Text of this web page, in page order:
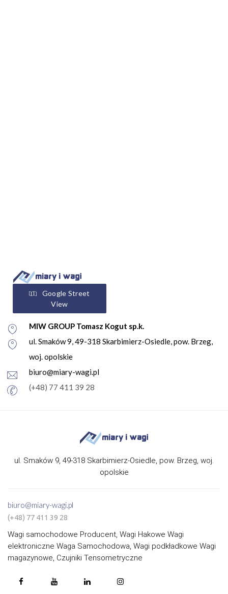
Google Street
View
MIW GROUP Tomasz Kogut sp.k.
ul. Smaków 9, 49-318 Skarbimierz-Osiedle, pow. Brzeg,
woj. opolskie
biuro@miary-wagi.pl
(+48) 77 411 39 28
ul. Smaków 9, 49-318 Skarbimierz-Osiedle, pow. Brzeg, woj.
opolskie
biuro@miary-wagi.pl
(+48) 77 411 39 28
Wagi samochodowe Producent, Wagi Hakowe Wagi
elektroniczne Waga Samochodowa, Wagi podkładkowe Wagi
magazynowe, Czujniki Tensometryczne